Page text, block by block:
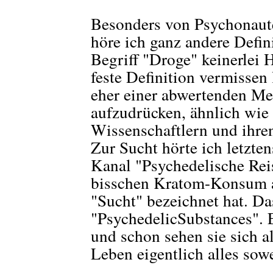
Besonders von
höre ich ganz andere
Begriff "Droge" keinerlei
feste Definition
eher einer abwertenden
aufzudrücken, ähnlich
Wissenschaftlern und
Zur Sucht hörte ich
Kanal "Psychedelische
bisschen Kratom-
"Sucht" bezeichnet hat.
und schon sehen sie sich
Leben eigentlich alles